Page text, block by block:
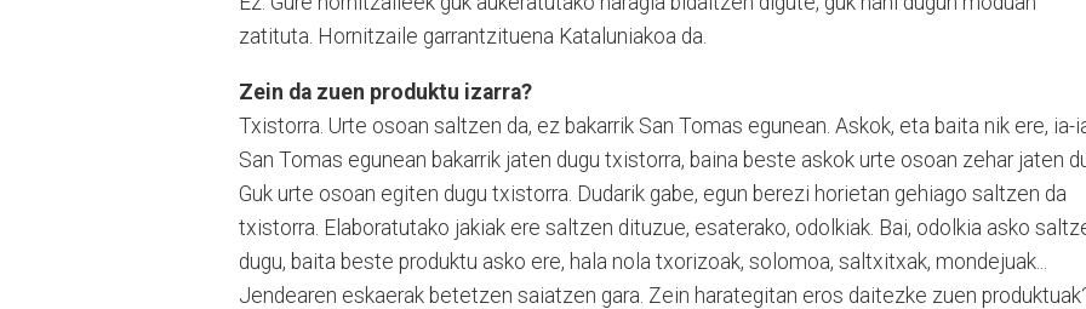
zatituta. Hornitzaile garrantzituena Kataluniakoa da.
Zein da zuen produktu izarra?
Txistorra. Urte osoan saltzen da, ez bakarrik San Tomas egunean. Askok, eta baita nik ere, ia-
San Tomas egunean bakarrik jaten dugu txistorra, baina beste askok urte osoan zehar jaten
Guk urte osoan egiten dugu txistorra. Dudarik gabe, egun berezi horietan gehiago saltzen da
txistorra. Elaboratutako jakiak ere saltzen dituzue, esaterako, odolkiak. Bai, odolkia asko
dugu, baita beste produktu asko ere, hala nola txorizoak, solomoa, saltxitxak, mondejuak...
Jendearen eskaerak betetzen saiatzen gara. Zein harategitan eros daitezke zuen